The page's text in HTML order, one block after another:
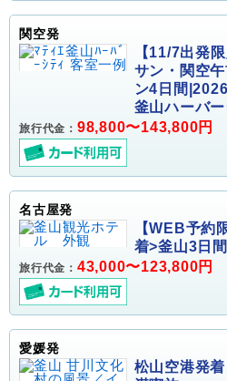
関空発
【11/7出発
サン・関空
ン4日間
釜山ハーバ
旅行代金： 98,800〜143,800円
名古屋発
【WEB予約
着>釜山3日
旅行代金： 43,000〜123,800円
愛媛発
松山空港発